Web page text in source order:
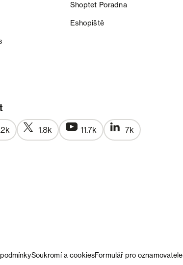
Shoptet Poradna
Eshopiště
1.8k 11.7k 7k
Soukromí a cookiesFormulář pro oznamovatele